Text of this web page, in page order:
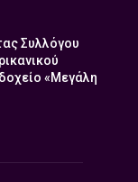
Συλλόγου
«Μεγάλη